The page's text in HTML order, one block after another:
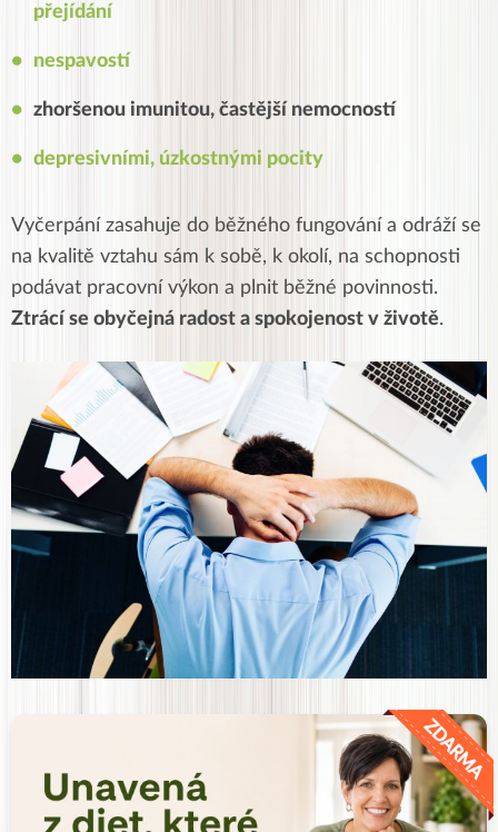
přejídání
nespavostí
zhoršenou imunitou, častější nemocností
depresivními, úzkostnými pocity
Vyčerpání zasahuje do běžného fungování a odráží se
na kvalitě vztahu sám k sobě, k okolí, na schopnosti
podávat pracovní výkon a plnit běžné povinnosti.
Ztrácí se obyčejná radost a spokojenost v životě.